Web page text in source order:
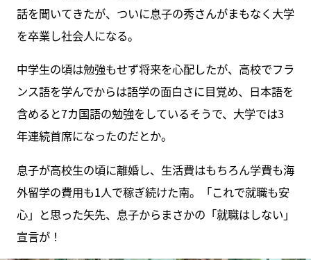
話を聞いてきたが、ついに息子の秀さんがまもなく大学
を卒業し社会人になる。
中学生の頃は勉強もせず将来を心配したが、高校でフラ
ンス語を学んでからは語学の面白さに目覚め、日本語を
含めると7カ国語の勉強をしているそうで、大学では3
年連続首席になったのだとか。
息子が高校生の頃に離婚し、生活費はもちろん学費も海
外留学の費用も1人で稼ぎ続けた南。「これで就職も安
心」と思った矢先、息子からまさかの「就職はしない」
宣言が！